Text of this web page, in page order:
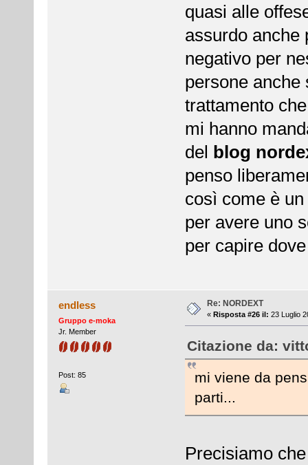
quasi alle
assurdo anche
negativo per
persone anche
trattamento
mi hanno
del blog
penso
così come è
per avere uno
per capire
endless
Gruppo e-moka
Jr. Member
Post: 85
Re: NORDEXT
« Risposta #26 il: 23 Luglio
Citazione da:
mi viene da
parti...
Precisiamo